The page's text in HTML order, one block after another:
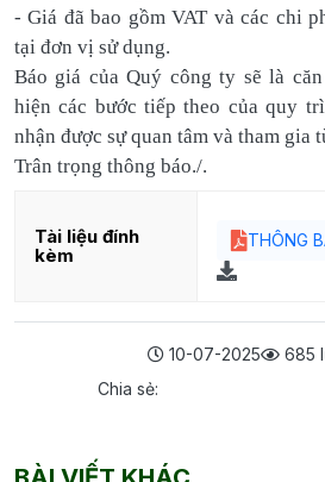
- Giá đã bao gồm VAT và các chi
tại đơn vị sử dụng.
Báo giá của Quý công ty sẽ là
hiện các bước tiếp theo của quy
nhận được sự quan tâm và tham gia
Trân trọng thông báo./.
Tài liệu đính
kèm
THÔNG
10-07-2025
685
Chia sẻ: